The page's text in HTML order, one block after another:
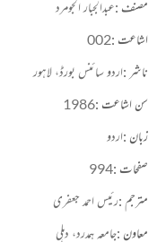
مصنف :عبدالجبار الجومرد
اشاعت :002
ناشر :اردو سائنس بورڈ، لاہور
سن اشاعت :1986
زبان :اردو
صفحات :994
مترجم :رئیس احمد جعفری
معاون :جامعہ ہمدرد، دہلی